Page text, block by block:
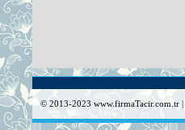
© 2013-2023 www.firmaTacir.com.tr |